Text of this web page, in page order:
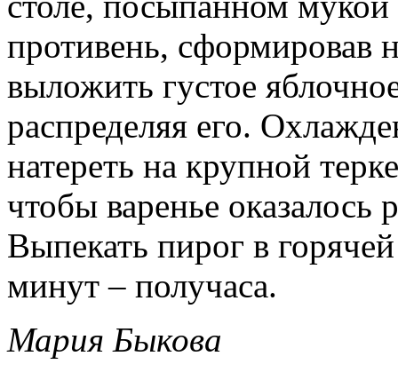
противень, сформировав
выложить густое
распределяя его.
натереть на крупной
чтобы варенье
Выпекать пирог в
минут – получаса.
Мария Быкова